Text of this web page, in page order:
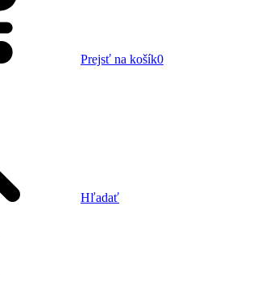
Prejsť na košík0
Hľadať